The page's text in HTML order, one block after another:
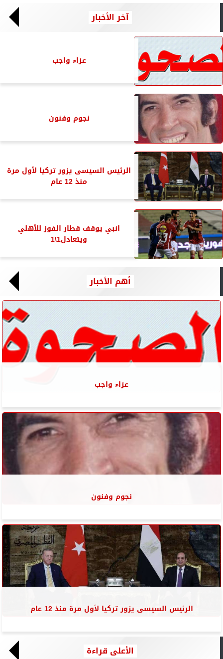
آخر الأخبار
عزاء واجب
نجوم وفنون
الرئيس السيسى يزور تركيا لأول مرة
منذ 12 عام
انبي يوقف قطار الفوز للأهلي
ويتعادل1\1
أهم الأخبار
عزاء واجب
نجوم وفنون
الرئيس السيسى يزور تركيا لأول مرة منذ 12 عام
الأعلى قراءة